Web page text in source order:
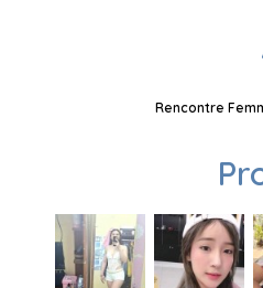
Rencontre